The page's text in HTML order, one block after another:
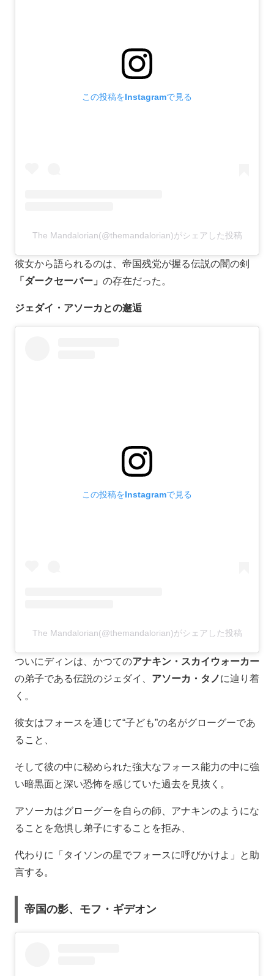
この投稿をInstagramで見る
The Mandalorian(@themandalorian)がシェアした投稿
彼女から語られるのは、帝国残党が握る伝説の闇の剣
「ダークセーバー」 の存在だった。
ジェダイ・アソーカとの邂逅
この投稿をInstagramで見る
The Mandalorian(@themandalorian)がシェアした投稿
ついにディンは、かつてのアナキン・スカイウォーカー
の弟子である伝説のジェダイ、 アソーカ・タノに辿り着
く。
彼女はフォースを通じて“子ども”の名がグローグーであ
ること、
そして彼の中に秘められた強大なフォース能力の中に強
い暗黒面と深い恐怖を感じていた過去を見抜く。
アソーカはグローグーを自らの師、アナキンのようにな
ることを危惧し弟子にすることを拒み、
代わりに「タイソンの星でフォースに呼びかけよ」と助
言する。
帝国の影、モフ・ギデオン